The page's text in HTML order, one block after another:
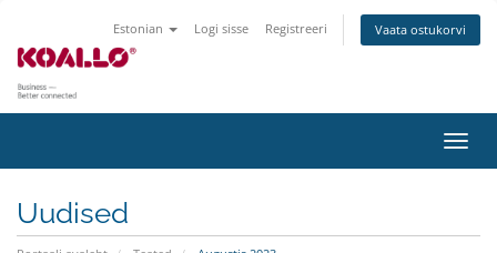
Estonian Logi sisse Registreeri Vaata ostukorvi
Uudised